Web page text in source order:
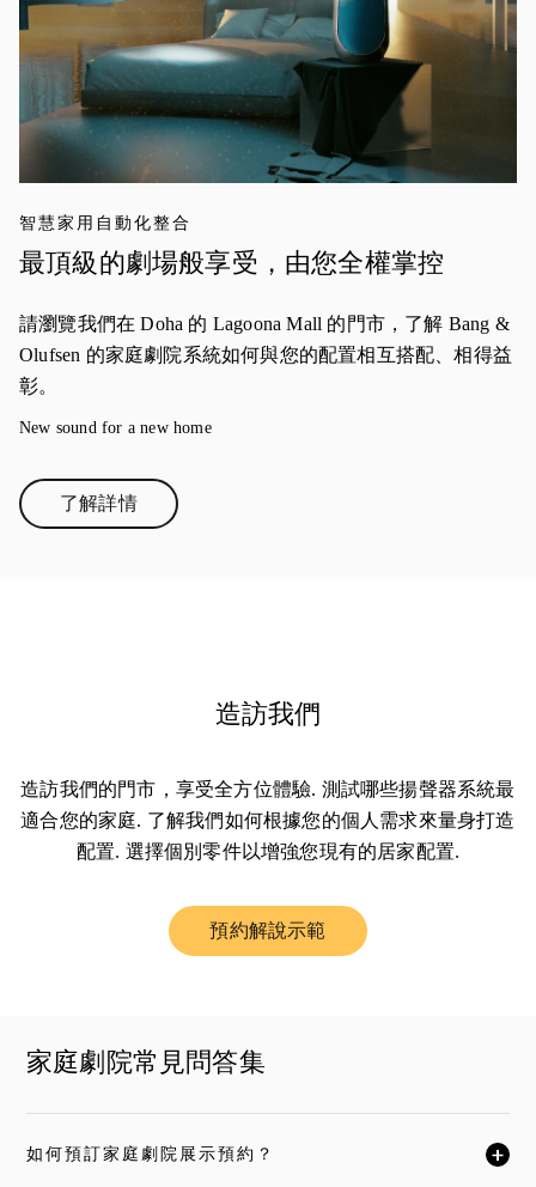
智慧家用自動化整合
最頂級的劇場般享受，由您全權掌控
請瀏覽我們在 Doha 的 Lagoona Mall 的門市，了解 Bang &
Olufsen 的家庭劇院系統如何與您的配置相互搭配、相得益
彰。
New sound for a new home
了解詳情Link Opens in New Tab
造訪我們
造訪我們的門市，享受全方位體驗. 測試哪些揚聲器系統最
適合您的家庭. 了解我們如何根據您的個人需求來量身打造
配置. 選擇個別零件以增強您現有的居家配置.
預約解說示範Link Opens in New Tab
家庭劇院常見問答集
如何預訂家庭劇院展示預約？
按一下後可展開描述內容並繼續閱讀